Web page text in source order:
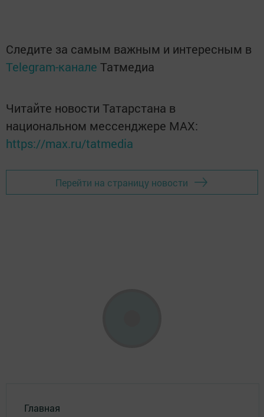
Следите за самым важным и интересным в
Telegram-канале Татмедиа
Читайте новости Татарстана в
национальном мессенджере MАХ:
https://max.ru/tatmedia
Перейти на страницу новости
Главная